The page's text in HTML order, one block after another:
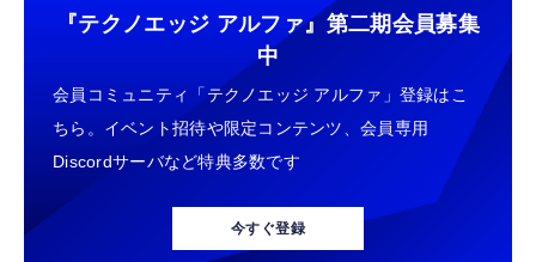
『テクノエッジ アルファ』 第二期会員募集
中
会員コミュニティ「テクノエッジ アルファ」登録はこ
ちら。イベント招待や限定コンテンツ、会員専用
Discordサーバなど特典多数です
今すぐ登録